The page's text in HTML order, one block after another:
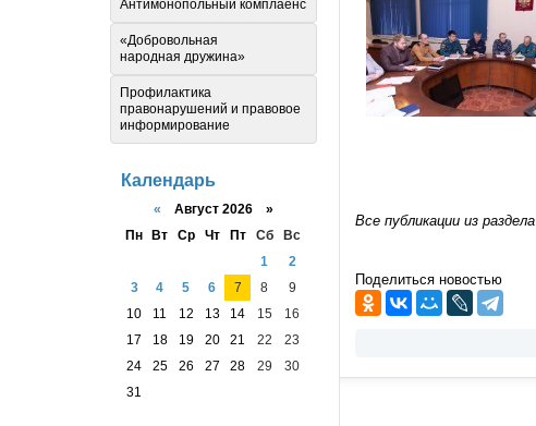
Все публикации из раздела
Поделиться новостью
Антимонопольный комплаенс
«Добровольная
народная дружина»
Профилактика
правонарушений и правовое
информирование
Календарь
« Август 2026 »
Пн
Вт Ср Чт Пт Сб
Вс
1
2
3
4 5 6 7 8
9
10
11 12 13 14 15
16
17
18 19 20 21 22
23
24
25 26 27 28 29
30
31